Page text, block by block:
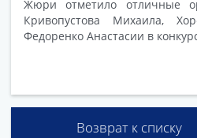
Жюри отметило отличные
Кривопустова Михаила,
Федоренко Анастасии в
Возврат к списку